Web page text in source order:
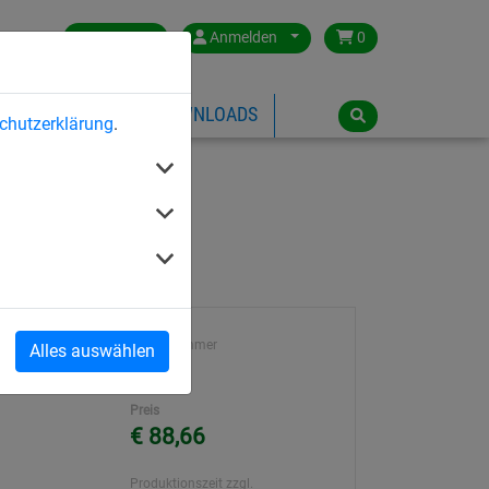
.
Alles auswählen
Germany Anmelden 0
ÜBER HUCK DOWNLOADS
Artikelnummer
32004
Preis
€ 88,66
Produktionszeit zzgl.